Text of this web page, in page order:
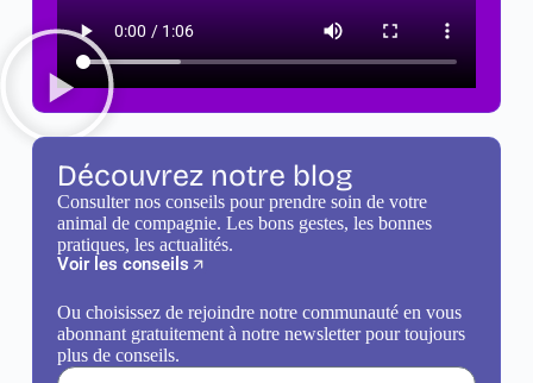
Découvrez notre blog
Consulter nos conseils pour prendre soin de votre
animal de compagnie. Les bons gestes, les bonnes
pratiques, les actualités.
Voir les conseils
Ou choisissez de rejoindre notre communauté en vous
abonnant gratuitement à notre newsletter pour toujours
plus de conseils.